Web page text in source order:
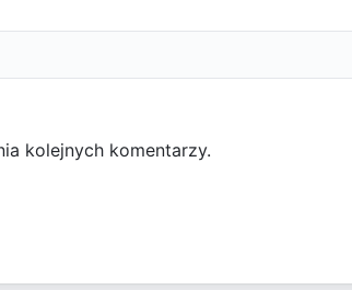
kolejnych komentarzy.